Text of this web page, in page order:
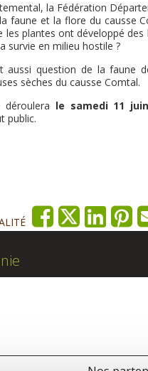
la Fédération
et la flore du causse
plantes ont développé
survie en milieu hostile ?
question de la faune
sèches du causse Comtal.
déroulera le samedi 11
public.